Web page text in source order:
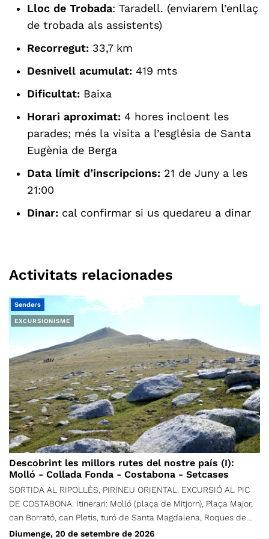
Lloc de Trobada: Taradell. (enviarem l’enllaç
de trobada als assistents)
Recorregut: 33,7 km
Desnivell acumulat: 419 mts
Dificultat: Baixa
Horari aproximat: 4 hores incloent les
parades; més la visita a l’església de Santa
Eugènia de Berga
Data límit d’inscripcions: 21 de Juny a les
21:00
Dinar: cal confirmar si us quedareu a dinar
Activitats relacionades
EXCURSIONISME
Senders
Descobrint les millors rutes del nostre país (I):
Molló - Collada Fonda - Costabona - Setcases
SORTIDA AL RIPOLLÈS, PIRINEU ORIENTAL. EXCURSIÓ AL PIC
DE COSTABONA. Itinerari: Molló (plaça de Mitjorn), Plaça Major,
can Borrató, can Pletis, turó de Santa Magdalena, Roques de
Santa Creu, Igols d'en Romaní, Puig de Sant Joan, Collada de la
Diumenge, 20 de setembre de 2026